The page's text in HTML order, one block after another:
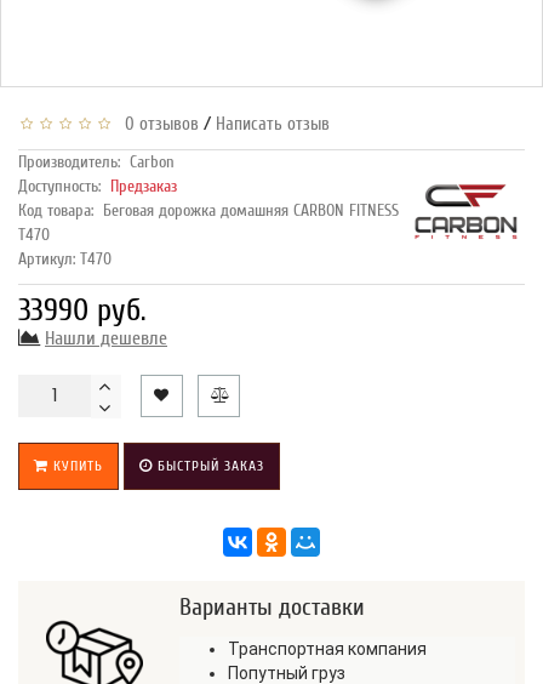
0 отзывов / Написать отзыв
Производитель: Carbon
Доступность: Предзаказ
Код товара: Беговая дорожка домашняя CARBON FITNESS
T470
Артикул: T470
33990 руб.
Нашли дешевле
КУПИТЬ БЫСТРЫЙ ЗАКАЗ
Варианты доставки
Транспортная компания
Попутный груз